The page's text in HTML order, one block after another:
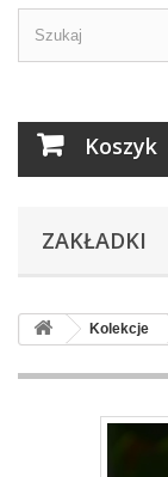
Koszyk
ZAKŁADKI
Kolekcje